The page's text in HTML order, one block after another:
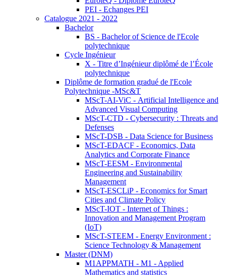
PEI - Echanges PEI
Catalogue 2021 - 2022
Bachelor
BS - Bachelor of Science de l'Ecole
polytechnique
Cycle Ingénieur
X - Titre d’Ingénieur diplômé de l’École
polytechnique
Diplôme de formation gradué de l'Ecole
Polytechnique -MSc&T
MScT-AI-ViC - Artificial Intelligence and
Advanced Visual Computing
MScT-CTD - Cybersecurity : Threats and
Defenses
MScT-DSB - Data Science for Business
MScT-EDACF - Economics, Data
Analytics and Corporate Finance
MScT-EESM - Environmental
Engineering and Sustainability
Management
MScT-ESCLiP - Economics for Smart
Cities and Climate Policy
MScT-IOT - Internet of Things :
Innovation and Management Program
(IoT)
MScT-STEEM - Energy Environment :
Science Technology & Management
Master (DNM)
M1APPMATH - M1 - Applied
Mathematics and statistics